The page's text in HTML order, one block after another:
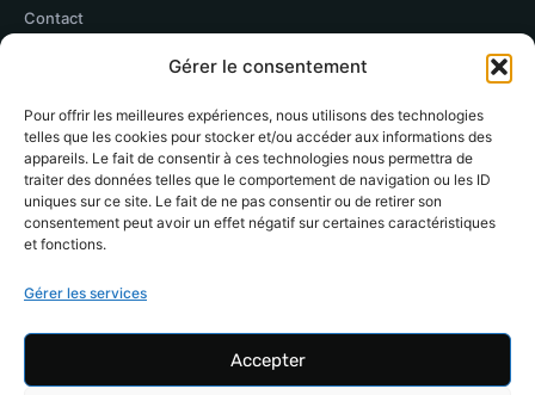
Gérer le consentement
Pour offrir les meilleures expériences, nous utilisons des technologies
telles que les cookies pour stocker et/ou accéder aux informations des
appareils. Le fait de consentir à ces technologies nous permettra de
traiter des données telles que le comportement de navigation ou les ID
uniques sur ce site. Le fait de ne pas consentir ou de retirer son
consentement peut avoir un effet négatif sur certaines caractéristiques
et fonctions.
Gérer les services
Accepter
Contact
RÉSEAUX
LinkedIn LinkedIn de Damien Hernandez
Malt
DoYouBuzz
X (Twitter)Twitter de Damien Hernandez
Bluesky